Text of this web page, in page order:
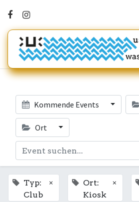
Kommende Events
Ort
Typ:
Club
×
Ort:
Kiosk
×